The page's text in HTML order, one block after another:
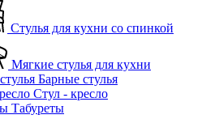
Стулья для кухни со спинкой
Мягкие стулья для кухни
Барные стулья
Стул - кресло
Табуреты